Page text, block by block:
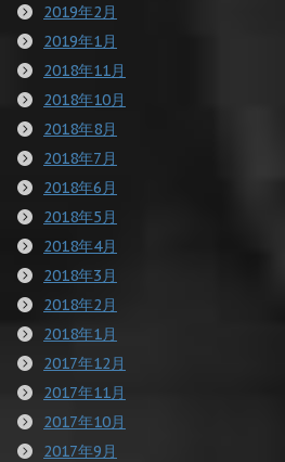
2019年2月
2019年1月
2018年11月
2018年10月
2018年8月
2018年7月
2018年6月
2018年5月
2018年4月
2018年3月
2018年2月
2018年1月
2017年12月
2017年11月
2017年10月
2017年9月